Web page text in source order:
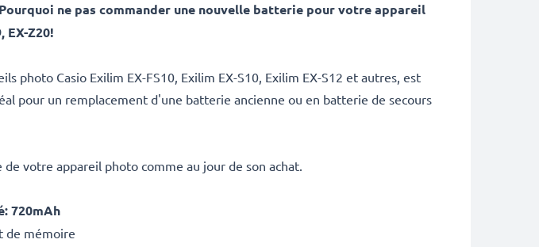
ne pas commander une nouvelle batterie pour votre appareil
EX-Z20!
photo Casio Exilim EX-FS10, Exilim EX-S10, Exilim EX-S12 et autres, est
pour un remplacement d'une batterie ancienne ou en batterie de secours
votre appareil photo comme au jour de son achat.
720mAh
de mémoire